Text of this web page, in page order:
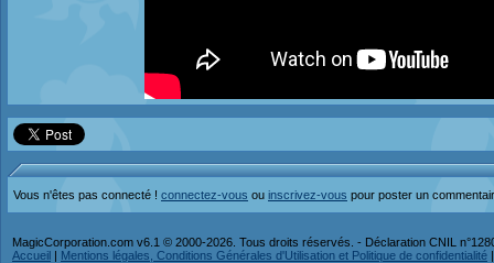
Vous n'êtes pas connecté ! connectez-vous ou inscrivez-vous pour poster un
MagicCorporation.com v6.1 © 2000-2026. Tous droits réservés. - Déclaration CNIL
Accueil | Mentions légales, Conditions Générales d'Utilisation et Politique de confidentialité